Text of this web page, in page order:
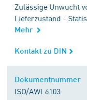
Zulässige Unwucht
Lieferzustand -
Mehr
Kontakt zu DIN
Kontakt zu DIN
Dokumentnummer
ISO/AWI 6103